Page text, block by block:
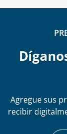
Agregue sus
recibir